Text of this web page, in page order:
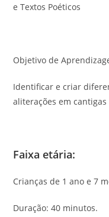
e Textos Poéticos
Objetivo de
Identificar e criar
aliterações em
Faixa etária:
Crianças de 1 ano e 7
Duração: 40 minutos.